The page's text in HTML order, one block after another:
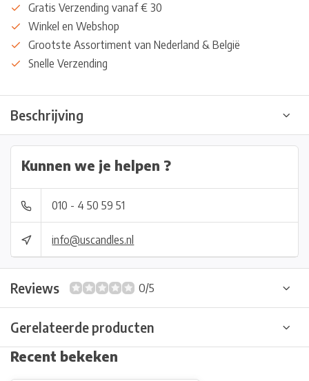
Gratis Verzending vanaf € 30
Winkel en Webshop
Grootste Assortiment van Nederland & België
Snelle Verzending
Beschrijving
Kunnen we je helpen ?
010 - 4 50 59 51
info@uscandles.nl
Reviews 0/5
Gerelateerde producten
Recent bekeken